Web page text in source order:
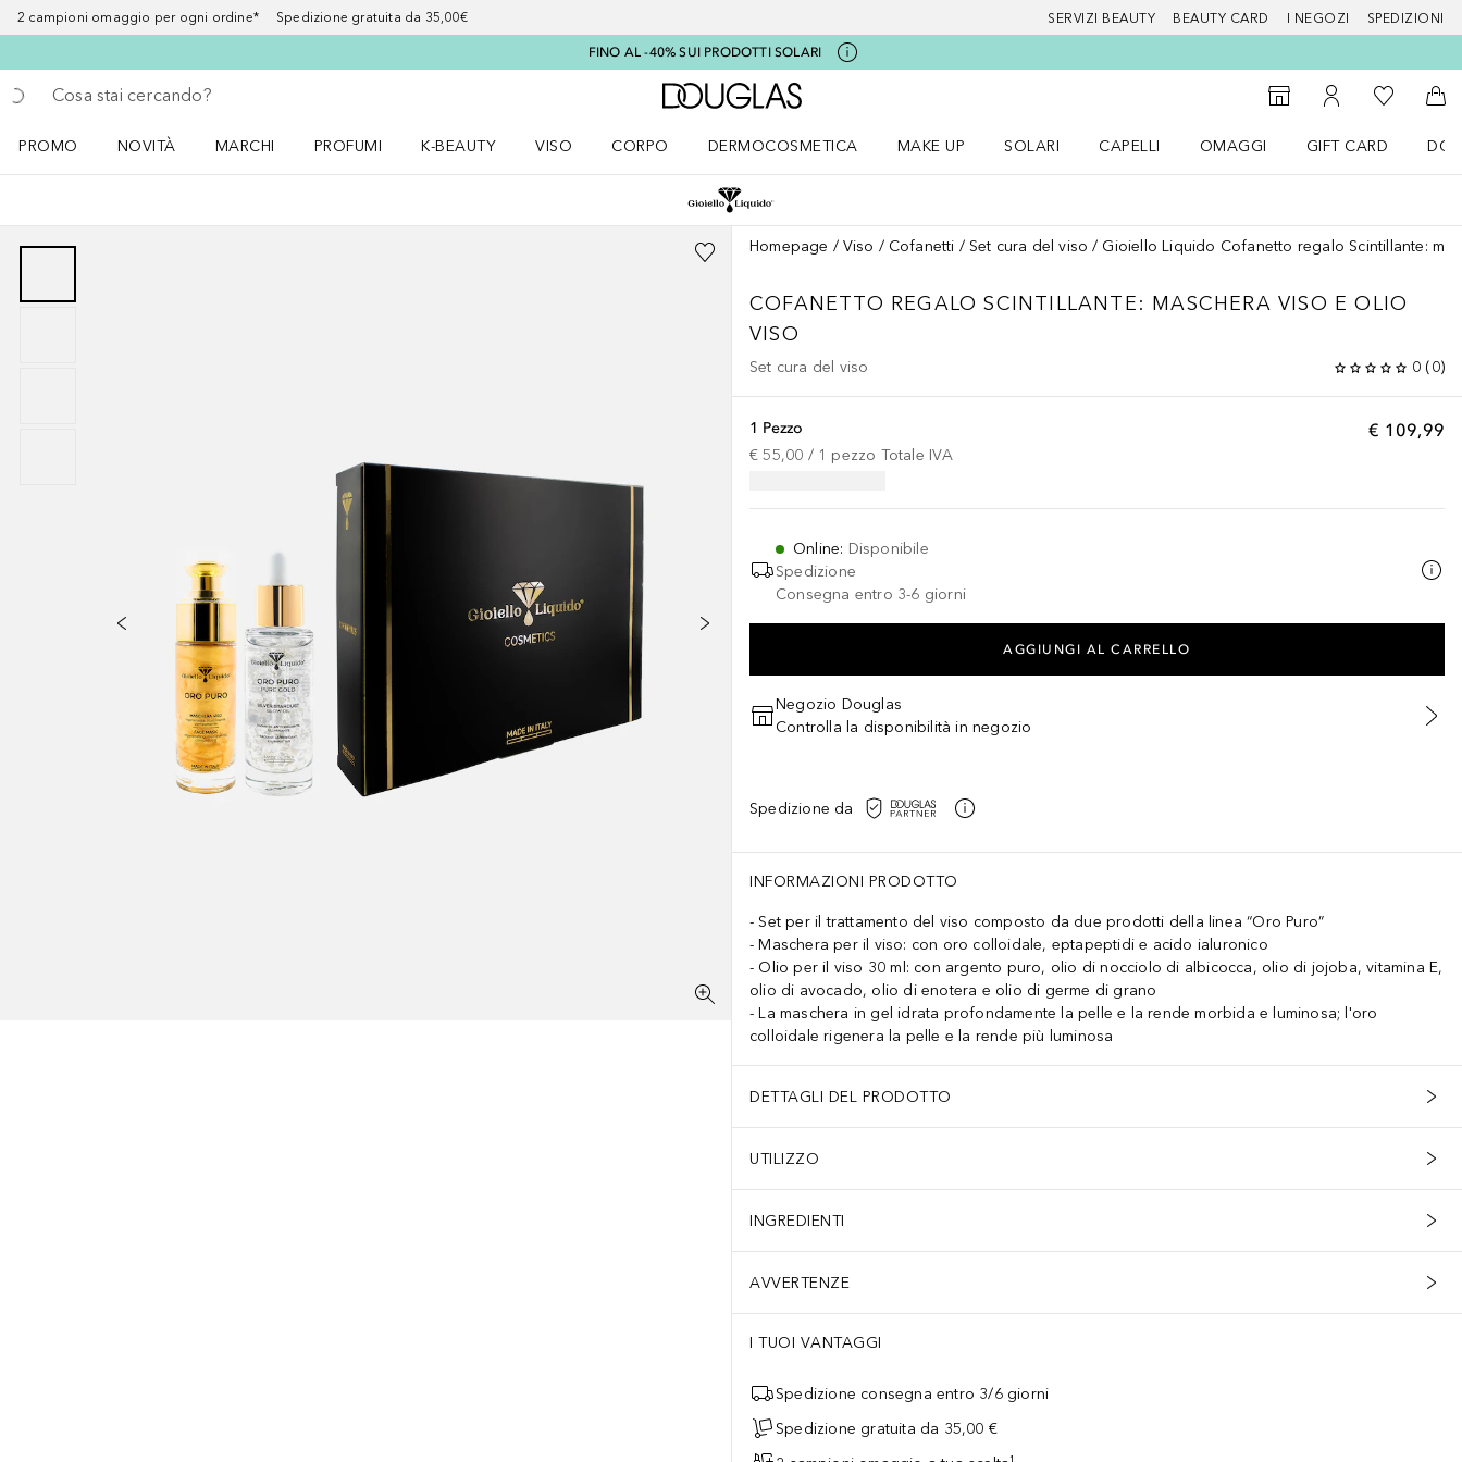
2 campioni omaggio per ogni ordine* Spedizione gratuita da 35,00€ SERVIZI BEAUTY BEAUTY CARD I NEGOZI SPEDIZIONI
FINO AL -40% SUI PRODOTTI SOLARI
Torna indietro
Esegui ricerca
A Douglas Home
StorefinderAl Mio Account
Alla Mia
Al
PROMO
NOVITÀ
MARCHI
PROFUMI
K-BEAUTY
VISO
CORPO
DERMOCOSMETICA
MAKE UP
SOLARI
CAPELLI
OMAGGI
GIFT CARD
Homepage Viso Cofanetti Set cura del viso Gioiello Liquido Cofanetto regalo Scintillante:
COFANETTO REGALO SCINTILLANTE: MASCHERA VISO E OLIO
VISO
Set cura del viso 0 (0)
€ 109,99
1 Pezzo
€ 55,00 / 1 pezzo Totale IVA
Online: Disponibile
Spedizione
Consegna entro 3-6 giorni
AGGIUNGI AL CARRELLO
Negozio Douglas
Controlla la disponibilità in negozio
Spedizione da
INFORMAZIONI PRODOTTO
Set per il trattamento del viso composto da due prodotti della linea “Oro Puro”
Maschera per il viso: con oro colloidale, eptapeptidi e acido ialuronico
Olio per il viso 30 ml: con argento puro, olio di nocciolo di albicocca, olio di jojoba, vitamina E,
olio di avocado, olio di enotera e olio di germe di grano
La maschera in gel idrata profondamente la pelle e la rende morbida e luminosa; l'oro
colloidale rigenera la pelle e la rende più luminosa
DETTAGLI DEL PRODOTTO
UTILIZZO
INGREDIENTI
AVVERTENZE
I TUOI VANTAGGI
Spedizione consegna entro 3/6 giorni
Spedizione gratuita da 35,00 €